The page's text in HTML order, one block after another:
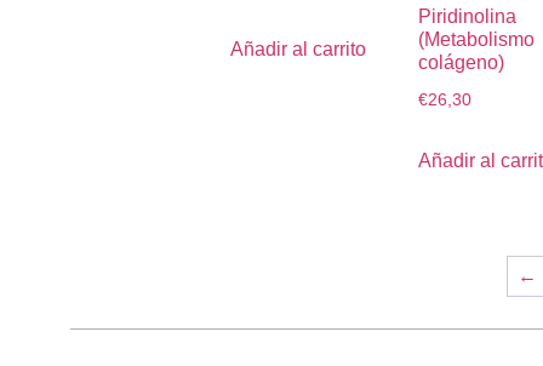
Añadir al carrito
Piridinolina
(Metabolismo
colágeno)
€26,30
Añadir al
←